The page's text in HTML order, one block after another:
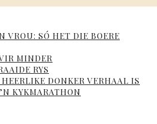
VROU: SÓ HET DIE BOERE
MINDER
RYS
HEERLIKE DONKER VERHAAL IS
KYKMARATHON